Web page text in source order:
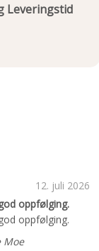
Leveringstid
12. juli 2026
oppfølging.
oppfølging.
Moe